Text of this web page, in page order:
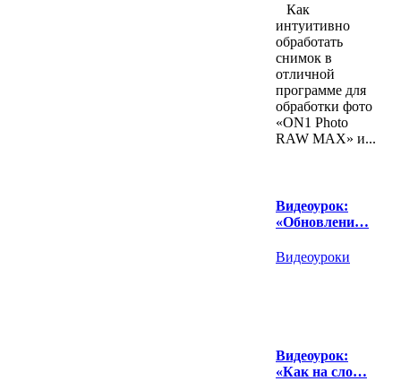
Как
интуитивно
обработать
снимок в
отличной
программе для
обработки фото
«ON1 Photo
RAW MAX» и...
Видеоурок:
«Обновлени…
Видеоуроки
Видеоурок:
«Как на сло…